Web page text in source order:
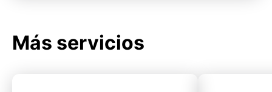
Más servicios